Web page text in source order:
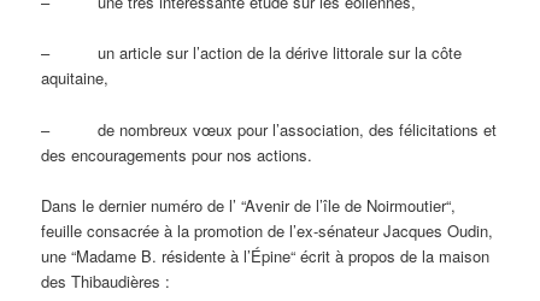
– un article sur l’action de la dérive littorale sur la côte
aquitaine,
– de nombreux vœux pour l’association, des félicitations et
des encouragements pour nos actions.
Dans le dernier numéro de l’ “Avenir de l’île de Noirmoutier“,
feuille consacrée à la promotion de l’ex-sénateur Jacques Oudin,
une “Madame B. résidente à l’Épine“ écrit à propos de la maison
des Thibaudières :